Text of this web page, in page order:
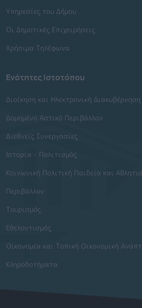
Υπηρεσίες του Δήμου
Οι Δημοτικές Επιχειρήσεις
Χρήσιμα Τηλέφωνα
Ενότητες Ιστοτόπου
Διοίκηση και Ηλεκτρονική Διακυβέρνηση
Δομημένο Αστικό Περιβάλλον
Διεθνείς Συνεργασίες
Ιστορία - Πολιτισμός
Κοινωνική Πολιτική Παιδεία και
Περιβάλλον
Τουρισμός
Εθελοντισμός
Οικονομία και Τοπική Οικονομική
Κληροδοτήματα